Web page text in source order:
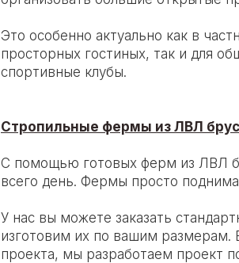
Это особенно актуально как в
просторных гостиных, так и для
спортивные клубы.
Стропильные фермы из ЛВЛ
С помощью готовых ферм из ЛВЛ
всего день. Фермы просто
У нас вы можете заказать
изготовим их по вашим размерам.
проекта, мы разработаем проект